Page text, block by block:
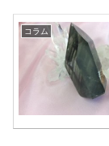
コラム